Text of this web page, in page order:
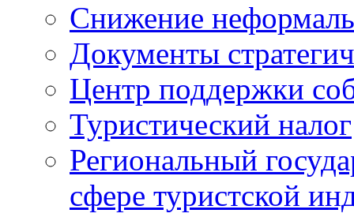
Снижение
Документы
Центр поддержки
Туристический налог
Региональный
сфере туристской